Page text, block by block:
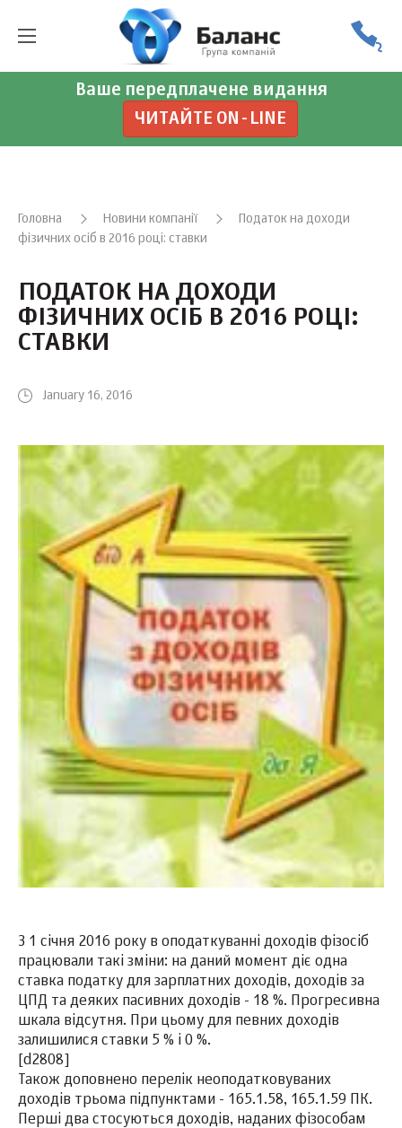
Ваше передплачене видання
ЧИТАЙТЕ ON-LINE
Головна Новини компанії
Податок на доходи
фізичних осіб в 2016 році: ставки
ПОДАТОК НА ДОХОДИ
ФІЗИЧНИХ ОСІБ В 2016 РОЦІ:
СТАВКИ
January 16, 2016
З 1 січня 2016 року в оподаткуванні доходів фізосіб
працювали такі зміни: на даний момент діє одна
ставка податку для зарплатних доходів, доходів за
ЦПД та деяких пасивних доходів - 18 %. Прогресивна
шкала відсутня. При цьому для певних доходів
залишилися ставки 5 % і 0 %.
[d2808]
Також доповнено перелік неоподатковуваних
доходів трьома підпунктами - 165.1.58, 165.1.59 ПК.
Перші два стосуються доходів, наданих фізособам